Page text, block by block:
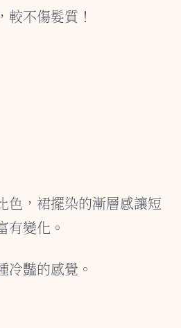
較不傷髮質！
色，裙擺染的漸層感讓短
有變化。
冷豔的感覺。